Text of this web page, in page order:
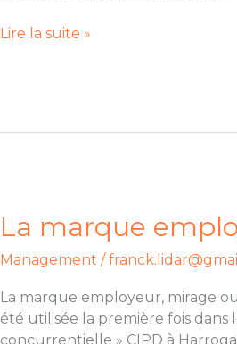
X,
Lire la suite »
La marque
Management /
La marque employeur, mirage
été utilisée la première fois
concurrentielle » CIPD à
La
marque
employeur,
ou
réalité